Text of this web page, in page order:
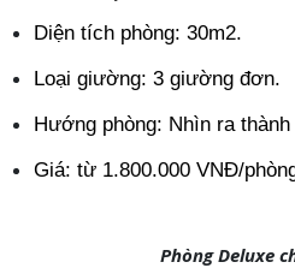
Diện tích phòng: 30m2.
Loại giường: 3 giường đơn.
Hướng phòng: Nhìn ra thành
Giá: từ 1.800.000 VNĐ/
Phòng Deluxe